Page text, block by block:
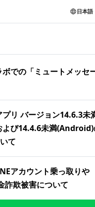
日本語
ボでの「ミュートメッセ
プリ バージョン14.6.3未
び14.4.6未満(Android)
て
アカウント乗っ取りや
詐欺被害について